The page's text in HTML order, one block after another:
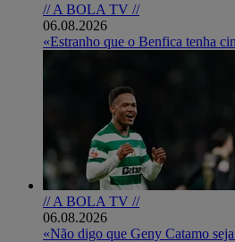
// A BOLA TV //
06.08.2026
«Estranho que o Benfica tenha
// A BOLA TV //
06.08.2026
«Não digo que Geny Catamo